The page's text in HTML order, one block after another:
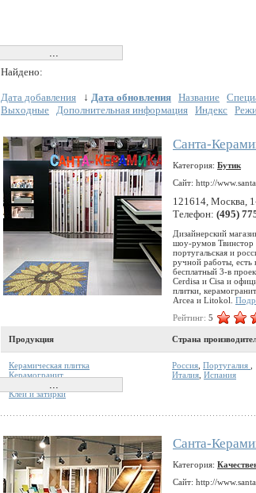
Найдено:
Дата добавления ↓ Дата обновления Название
Выходные
Дополнительная информация Индекс
Санта-
Категория: Бутик
Сайт: http://
121614, Москва,
Телефон: (495)
Дизайнерский
шоу-румов Твинстор
португальская и
ручной работы, есть
бесплатный 3-в
Cerdisa и Cisa и
плитки,
Arcea и Litokol.
Рейтинг: 5
Продукция Страна
Керамическая плитка
Керамогранит
Клеи и затирки
Россия Португалия
Италия Испания
Санта-
Категория:
Сайт: http://